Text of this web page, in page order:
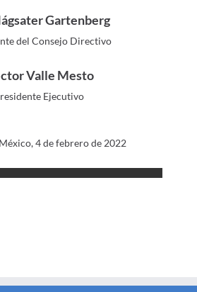
Gartenberg
del Consejo Directivo
Valle Mesto
Ejecutivo
4 de febrero de 2022